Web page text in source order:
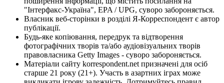
"Інтерфакс-Україна", EPA / UPG, суворо забороняється.
Власник веб-сторінки в розділі Я-Корреспондент є автор
публікації.
Будь-яке копіювання, передрук та відтворення
фотографічних творів та/або аудіовізуальних творів
правовласника Getty Images - суворо забороняється.
Матеріали сайту korrespondent.net призначені для осіб
старше 21 року (21+). Участь в азартних іграх може